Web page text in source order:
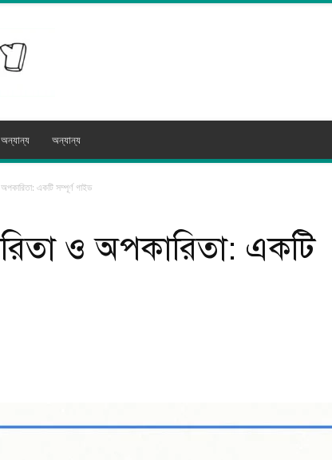
অন্যান্য অন্যান্য
একটি সম্পূর্ণ গাইড
ও অপকারিতা: একটি